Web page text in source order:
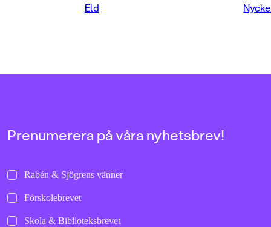
Eld
Prenumerera på våra nyhetsbrev!
Rabén & Sjögrens vänner
Förskolebrevet
Skola & Biblioteksbrevet